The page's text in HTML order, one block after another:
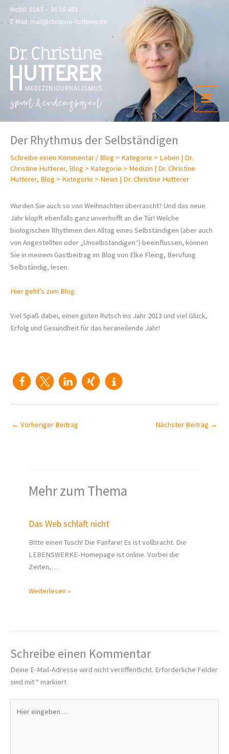
Zum
Inhalt
Mobil: 0163 – 36 10 481
E-Mail: mail@christine-hutterer.de
Der Rhythmus der Selbständigen
Schreibe einen Kommentar / Blog > Kategorie > Leben | Dr.
Christine Hutterer, Blog > Kategorie > Medizin | Dr. Christine
Hutterer, Blog > Kategorie > News | Dr. Christine Hutterer
Wurden Sie auch so von Weihnachten überrascht? Und das neue
Jahr klopft ebenfalls ganz unverhofft an die Tür! Welche
biologischen Rhythmen den Alltag eines Selbständigen (aber auch
von Angestellten oder „Unselbständigen“) beeinflussen, können
Sie in meinem Gastbeitrag im Blog von Elke Fleing, Berufung
Selbständig, lesen.
Hier geht’s zum Blog.
Viel Spaß dabei, einen guten Rutsch ins Jahr 2013 und viel Glück,
Erfolg und Gesundheit für das heraneilende Jahr!
← Vorheriger Beitrag Nächster Beitrag →
Mehr zum Thema
Das Web schläft nicht
Bitte einen Tusch! Die Fanfare! Es ist vollbracht. Die
LEBENSWERKE-Homepage ist online. Vorbei die
Zeiten,…
Weiterlesen »
Schreibe einen Kommentar
Deine E-Mail-Adresse wird nicht veröffentlicht. Erforderliche Felder
sind mit * markiert
eingeben…